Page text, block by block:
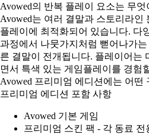
Avowed의 반복 플레이 요소는 무엇
Avowed는 여러 결말과 스토리라인
플레이에 최적화되어 있습니다. 다
과정에서 나뭇가지처럼 뻗어나가
른 결말이 전개됩니다. 플레이어는
면서 특색 있는 게임플레이를 경험
Avowed 프리미엄 에디션에는 어떤
프리미엄 에디션 포함 사항
Avowed 기본 게임
프리미엄 스킨 팩 - 각 동료